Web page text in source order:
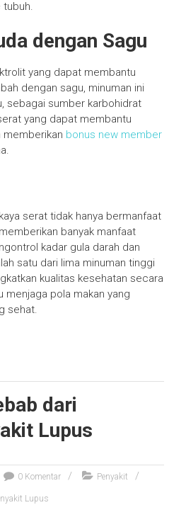
tubuh.
dengan Sagu
yang dapat membantu
dengan sagu, minuman ini
sebagai sumber karbohidrat
yang dapat membantu
memberikan bonus new member
serat tidak hanya bermanfaat
banyak manfaat
kadar gula darah dan
satu dari lima minuman tinggi
kualitas kesehatan secara
menjaga pola makan yang
sehat.
dari
Lupus
0 Komentar Penyakit
Lupus